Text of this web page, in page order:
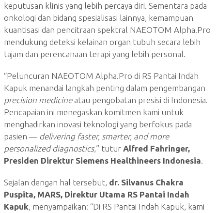
keputusan klinis yang lebih percaya diri. Sementara pada
onkologi dan bidang spesialisasi lainnya, kemampuan
kuantisasi dan pencitraan spektral NAEOTOM Alpha.Pro
mendukung deteksi kelainan organ tubuh secara lebih
tajam dan perencanaan terapi yang lebih personal.
“Peluncuran NAEOTOM Alpha.Pro di RS Pantai Indah
Kapuk menandai langkah penting dalam pengembangan
precision medicine atau pengobatan presisi di Indonesia.
Pencapaian ini menegaskan komitmen kami untuk
menghadirkan inovasi teknologi yang berfokus pada
pasien — delivering faster, smarter, and more
personalized diagnostics,” tutur Alfred Fahringer,
Presiden Direktur Siemens Healthineers Indonesia.
Sejalan dengan hal tersebut, dr. Silvanus Chakra
Puspita, MARS, Direktur Utama RS Pantai Indah
Kapuk, menyampaikan: “Di RS Pantai Indah Kapuk, kami